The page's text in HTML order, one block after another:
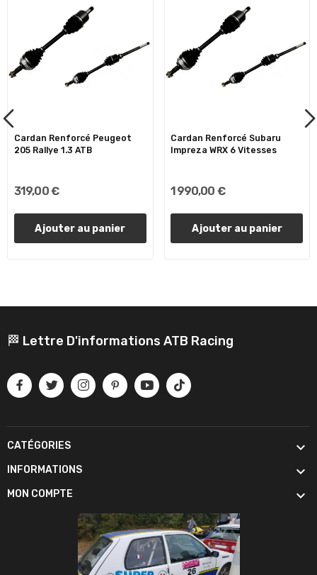
Cardan Renforcé Peugeot
205 Rallye 1.3 ATB
319,00 €
Ajouter au panier
Cardan Renforcé Subaru
Impreza WRX 6 Vitesses
1 990,00 €
Ajouter au panier
🏁 Lettre D'informations ATB Racing
CATÉGORIES 
INFORMATIONS 
MON COMPTE 